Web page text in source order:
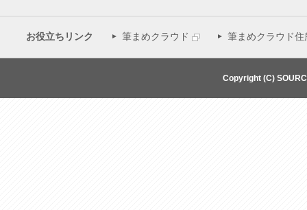
お役立ちリンク 筆まめクラウド 筆まめクラウド住
Copyright (C)